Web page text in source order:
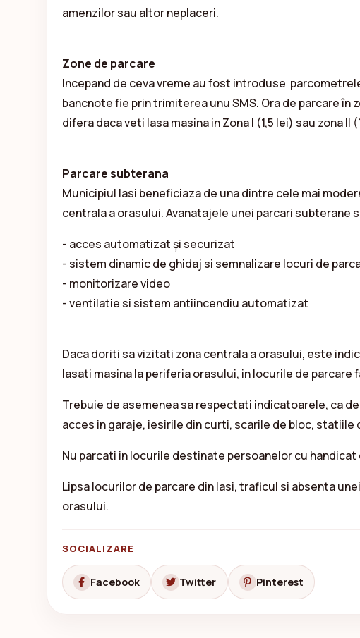
amenzilor sau altor neplaceri.
Zone de parcare
Incepand de ceva vreme au fost introduse
bancnote fie prin trimiterea unu SMS. Ora de parcare în
difera daca veti lasa masina in Zona I (1,5 lei) sau zona II
Parcare subterana
Municipiul Iasi beneficiaza de una dintre cele mai
centrala a orasului. Avanatajele unei parcari subterane
- acces automatizat şi securizat
- sistem dinamic de ghidaj si semnalizare locuri de
- monitorizare video
- ventilatie si sistem antiincendiu automatizat
Daca doriti sa vizitati zona centrala a orasului, este
lasati masina la periferia orasului, in locurile de parcare
Trebuie de asemenea sa respectati indicatoarele, ca
acces in garaje, iesirile din curti, scarile de bloc,
Nu parcati in locurile destinate persoanelor cu
Lipsa locurilor de parcare din Iasi, traficul si absenta
orasului.
SOCIALIZARE
Facebook Twitter Pinterest